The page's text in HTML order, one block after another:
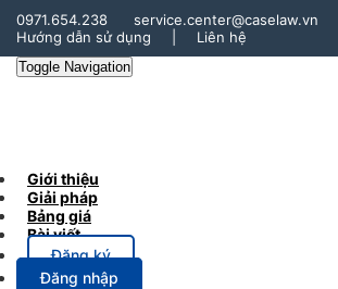
0971.654.238
service.center@caselaw.vn
Hướng dẫn sử dụng
Liên hệ
Toggle Navigation
Giới thiệu
Giải pháp
Bảng giá
Bài viết
Đăng ký
Đăng nhập